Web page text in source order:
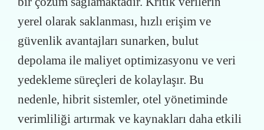
yerel olarak saklanması, hızlı erişim ve
güvenlik avantajları sunarken, bulut
depolama ile maliyet optimizasyonu ve veri
yedekleme süreçleri de kolaylaşır. Bu
nedenle, hibrit sistemler, otel yönetiminde
verimliliği artırmak ve kaynakları daha etkili